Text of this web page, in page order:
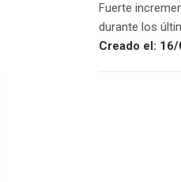
Fuerte
durante los
Creado el: 16/